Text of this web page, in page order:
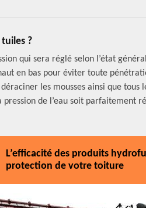
?
qui sera réglé selon l’état
en bas pour éviter toute
les mousses ainsi que tous
de l’eau soit parfaitement
L’efficacité des produits
protection de votre toiture